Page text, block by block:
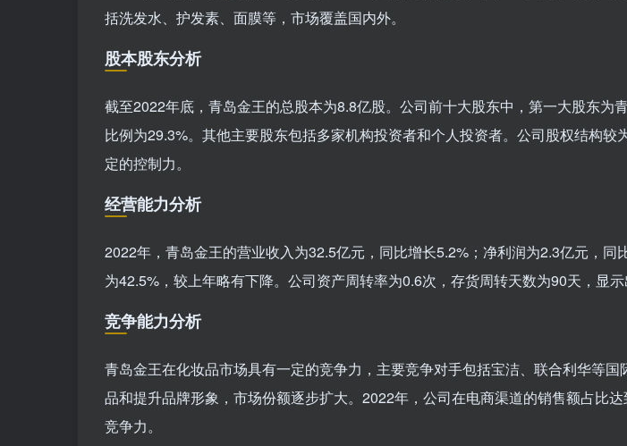
括洗发水、护发素、面膜等，市场覆盖国内外。
股本股东分析
截至2022年底，青岛金王的总股本为8.8亿股。公司前十大股东中，第一大股东为
比例为29.3%。其他主要股东包括多家机构投资者和个人投资者。公司股权结构较
定的控制力。
经营能力分析
2022年，青岛金王的营业收入为32.5亿元，同比增长5.2%；净利润为2.3亿元，同
为42.5%，较上年略有下降。公司资产周转率为0.6次，存货周转天数为90天，显示
竞争能力分析
青岛金王在化妆品市场具有一定的竞争力，主要竞争对手包括宝洁、联合利华等
品和提升品牌形象，市场份额逐步扩大。2022年，公司在电商渠道的销售额占比
竞争力。